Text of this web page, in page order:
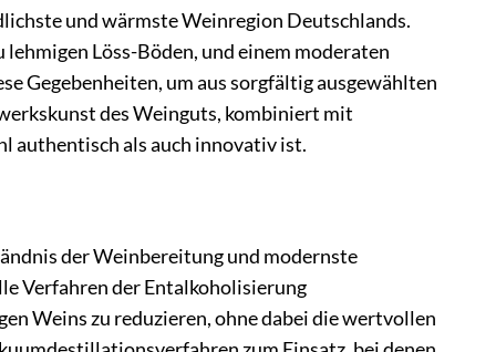
und wärmste Weinregion Deutschlands.
Löss-Böden, und einem moderaten
Gegebenheiten, um aus sorgfältig ausgewählten
des Weinguts, kombiniert mit
authentisch als auch innovativ ist.
der Weinbereitung und modernste
Verfahren der Entalkoholisierung
Weins zu reduzieren, ohne dabei die wertvollen